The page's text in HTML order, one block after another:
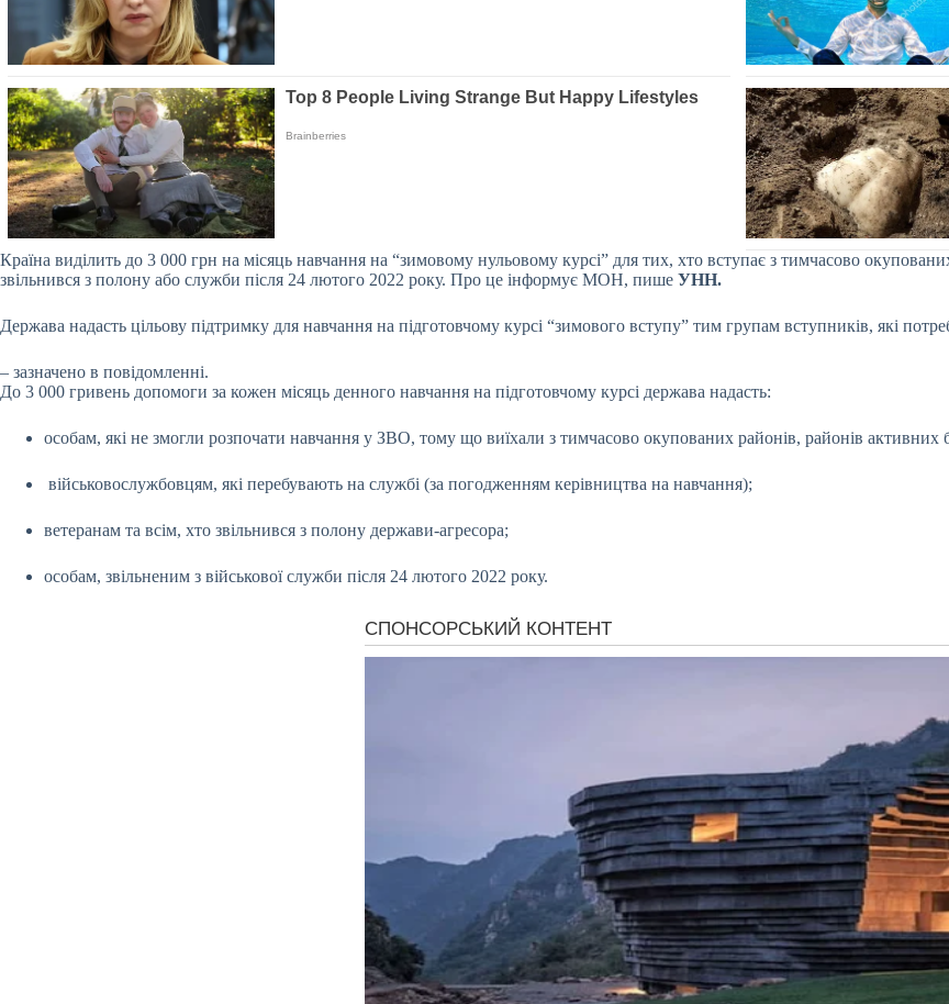
Країна виділить до 3 000 грн на місяць навчання на “зимовому нульовому курсі” для тих, хто вступає з тимчасово
звільнився з полону або служби після 24 лютого 2022 року. Про це інформує МОН, пише УНН.
Держава надасть цільову підтримку для навчання на підготовчому курсі “зимового вступу” тим групам вступників, які
– зазначено в повідомленні.
До 3 000 гривень допомоги за кожен місяць денного навчання на підготовчому курсі держава надасть:
особам, які не змогли розпочати навчання у ЗВО, тому що виїхали з тимчасово окупованих районів, районів
військовослужбовцям, які перебувають на службі (за погодженням керівництва на навчання);
ветеранам та всім, хто звільнився з полону держави-агресора;
особам, звільненим з військової служби після 24 лютого 2022 року.